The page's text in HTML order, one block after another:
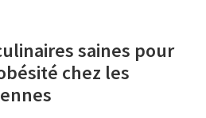
saines pour
chez les